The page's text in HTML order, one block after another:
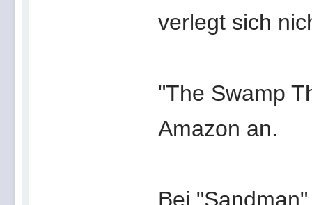
verlegt sich
"The Swamp
Amazon an.
Bei